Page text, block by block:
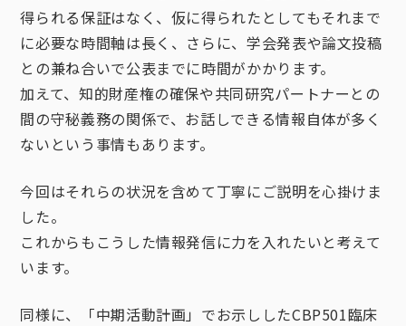
得られる保証はなく、仮に得られたとしてもそれまで
に必要な時間軸は長く、さらに、学会発表や論文投稿
との兼ね合いで公表までに時間がかかります。
加えて、知的財産権の確保や共同研究パートナーとの
間の守秘義務の関係で、お話しできる情報自体が多く
ないという事情もあります。
今回はそれらの状況を含めて丁寧にご説明を心掛けま
した。
これからもこうした情報発信に力を入れたいと考えて
います。
同様に、「中期活動計画」でお示ししたCBP501臨床